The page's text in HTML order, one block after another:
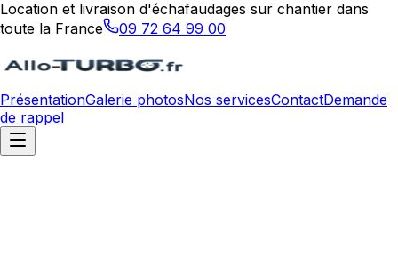
Location et livraison d'échafaudages sur chantier dans
toute la France
09 72 64 99 00
PrésentationGalerie photosNos servicesContactDemande
de rappel